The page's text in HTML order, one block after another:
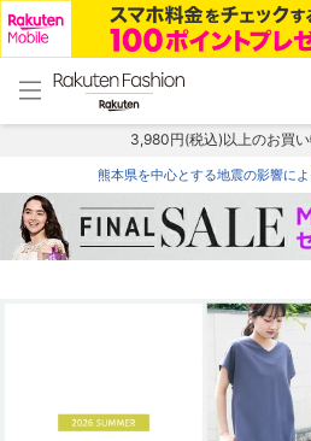
menu home
トップ
3,980円(税込)以上のお買い
熊本県を中心とする地震の影響に